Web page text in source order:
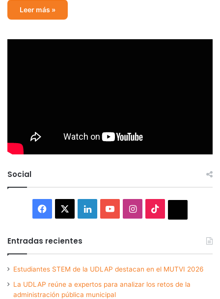
Leer más »
Social
Facebook LinkedInYouTubeInstagram
Entradas recientes
Estudiantes STEM de la UDLAP destacan en el MUTVI 2026
La UDLAP reúne a expertos para analizar los retos de la
administración pública municipal